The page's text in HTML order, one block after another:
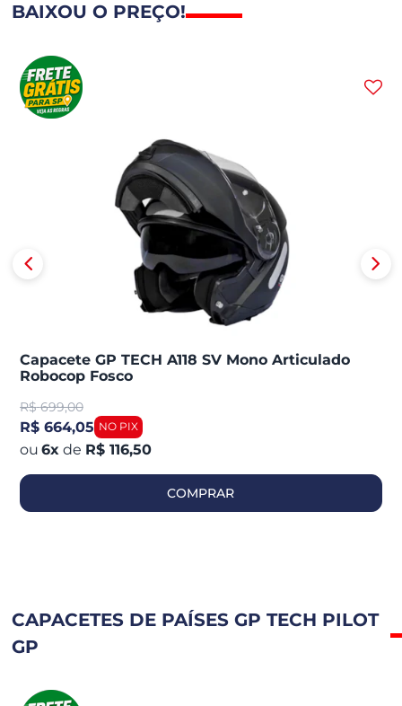
BAIXOU O PREÇO!
Capacete GP TECH A118 SV Mono Articulado
Robocop Fosco
R$ 699,00
R$ 664,05
6x de R$ 116,50
COMPRAR
CAPACETES DE PAÍSES GP TECH PILOT
GP